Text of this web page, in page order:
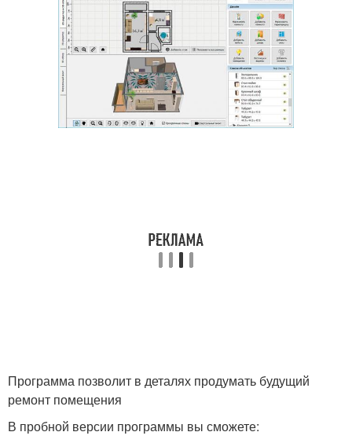
Программа позволит в деталях продумать будущий
ремонт помещения
В пробной версии программы вы сможете: